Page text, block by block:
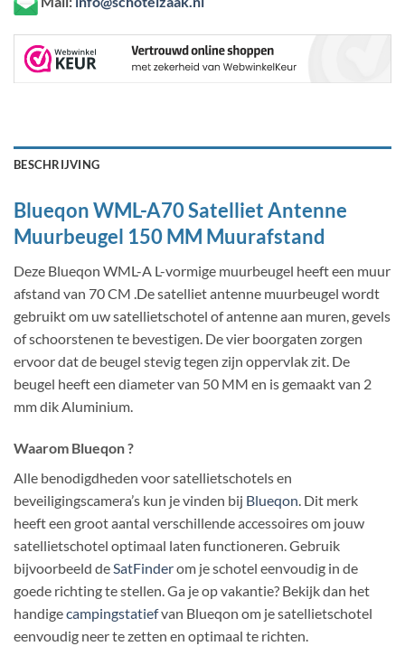
BESCHRIJVING
Blueqon WML-A70 Satelliet Antenne
Muurbeugel 150 MM Muurafstand
Deze Blueqon WML-A L-vormige muurbeugel heeft een muur
afstand van 70 CM .De satelliet antenne muurbeugel wordt
gebruikt om uw satellietschotel of antenne aan muren, gevels
of schoorstenen te bevestigen. De vier boorgaten zorgen
ervoor dat de beugel stevig tegen zijn oppervlak zit. De
beugel heeft een diameter van 50 MM en is gemaakt van 2
mm dik Aluminium.
Waarom Blueqon ?
Alle benodigdheden voor satellietschotels en
beveiligingscamera’s kun je vinden bij Blueqon. Dit merk
heeft een groot aantal verschillende accessoires om jouw
satellietschotel optimaal laten functioneren. Gebruik
bijvoorbeeld deSatFinderom je schotel eenvoudig in de
goede richting te stellen. Ga je op vakantie? Bekijk dan het
handigecampingstatiefvan Blueqon om je satellietschotel
eenvoudig neer te zetten en optimaal te richten.